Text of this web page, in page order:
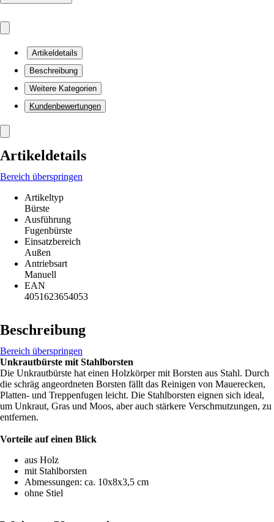
Artikeldetails
Beschreibung
Weitere Kategorien
Kundenbewertungen
Artikeldetails
Bereich überspringen
Artikeltyp
Bürste
Ausführung
Fugenbürste
Einsatzbereich
Außen
Antriebsart
Manuell
EAN
4051623654053
Beschreibung
Bereich überspringen
Unkrautbürste mit Stahlborsten
Die Unkrautbürste hat einen Holzkörper mit Borsten aus Stahl. Durch
die schräg angeordneten Borsten fällt das Reinigen von Mauerecken,
Platten- und Treppenfugen leicht. Die Stahlborsten eignen sich ideal,
um Unkraut, Gras und Moos, aber auch stärkere Verschmutzungen, zu
entfernen.
Vorteile auf einen Blick
aus Holz
mit Stahlborsten
Abmessungen: ca. 10x8x3,5 cm
ohne Stiel